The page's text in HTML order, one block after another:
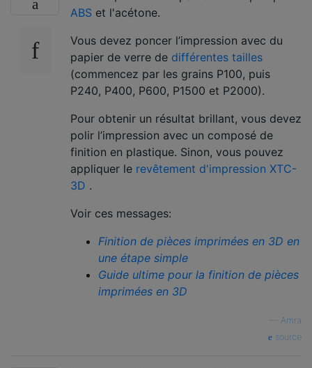
ABS et l'acétone.
Vous devez poncer l’impression avec du
papier de verre de différentes tailles
(commencez par les grains P100, puis
P240, P400, P600, P1500 et P2000).
Pour obtenir un résultat brillant, vous devez
polir l’impression avec un composé de
finition en plastique. Sinon, vous pouvez
appliquer le revêtement d'impression XTC-
3D .
Voir ces messages:
Finition de pièces imprimées en 3D en
une étape simple
Guide ultime pour la finition de pièces
imprimées en 3D
Amra
source